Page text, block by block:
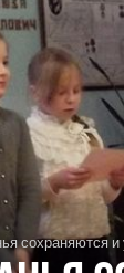
сохраняются и